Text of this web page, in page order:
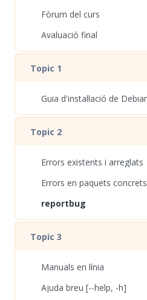
Fòrum del curs
Avaluació final
Topic 1
Topic 2
Errors existents i arreglats
Errors en paquets concrets
reportbug
Topic 3
Manuals en línia
Ajuda breu [--help, -h]